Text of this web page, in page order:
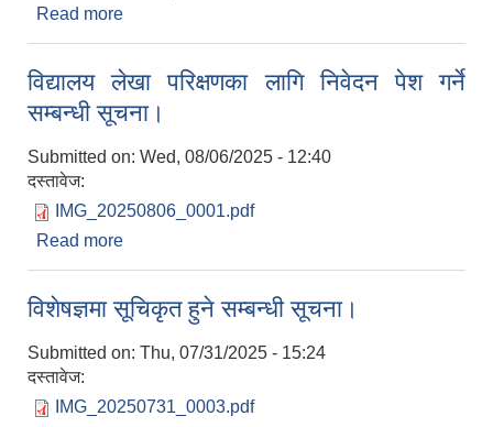
Read more
विद्यालय लेखा परिक्षणका लागि निवेदन पेश गर्ने
सम्बन्धी सूचना।
Submitted on: Wed, 08/06/2025 - 12:40
दस्तावेज:
IMG_20250806_0001.pdf
Read more
विशेषज्ञमा सूचिकृत हुने सम्बन्धी सूचना।
Submitted on: Thu, 07/31/2025 - 15:24
दस्तावेज:
IMG_20250731_0003.pdf